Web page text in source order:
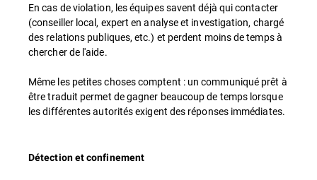
En cas de violation, les équipes savent déjà qui contacter
(conseiller local, expert en analyse et investigation, chargé
des relations publiques, etc.) et perdent moins de temps à
chercher de l'aide.
Même les petites choses comptent : un communiqué prêt à
être traduit permet de gagner beaucoup de temps lorsque
les différentes autorités exigent des réponses immédiates.
Détection et confinement